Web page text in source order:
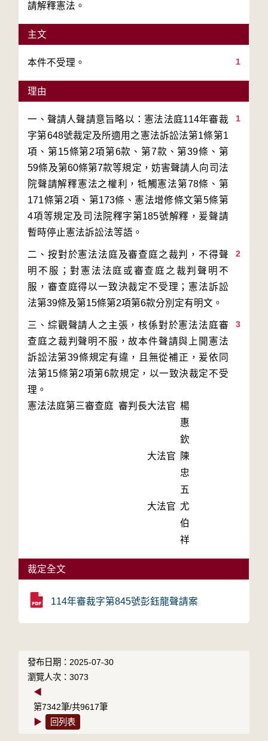
請解釋憲法。
主文
1
本件不受理。
理由
1
一、聲請人聲請意旨略以：憲法法庭114年審裁
字第648號裁定及所適用之憲法訴訟法第1條第1
項、第15條第2項第6款、第7款、第39條、第
59條及第60條第7款等規定，妨害聲請人向司法
院聲請解釋憲法之權利，牴觸憲法第78條、第
171條第2項、第173條、憲法增修條文第5條第
4項等規定及司法院釋字第185號解釋，爰聲請
2
二、按對於憲法法庭及審查庭之裁判，不得聲
明不服；對憲法法庭或審查庭之裁判聲明不
服，審查庭得以一致決裁定不受理；憲法訴訟
3
三、綜觀聲請人之主張，核係對於憲法法庭審
查庭之裁判聲明不服，故本件聲請與上開憲法
訴訟法第39條規定有違，且無從補正，爰依同
法第15條第2項第6款規定，以一致決裁定不受
理。
憲法法庭第三審查庭 審判長大法官 楊
惠
欽
大法官
陳
忠
五
大法官 尤
伯
祥
裁定全文
114年審裁字第845號彭鈺龍聲請案
發布日期：2025-07-30
瀏覽人次：3073
◀
第7342筆/共9617筆
▶
回列表